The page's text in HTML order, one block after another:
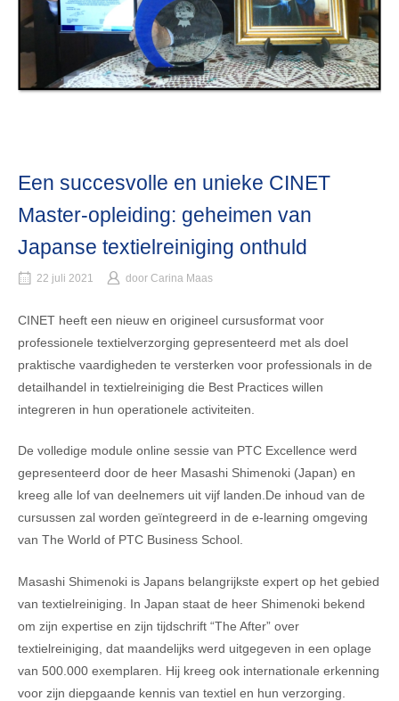
Een succesvolle en unieke CINET
Master-opleiding: geheimen van
Japanse textielreiniging onthuld
22 juli 2021 door Carina Maas
CINET heeft een nieuw en origineel cursusformat voor
professionele textielverzorging gepresenteerd met als doel
praktische vaardigheden te versterken voor professionals in de
detailhandel in textielreiniging die Best Practices willen
integreren in hun operationele activiteiten.
De volledige module online sessie van PTC Excellence werd
gepresenteerd door de heer Masashi Shimenoki (Japan) en
kreeg alle lof van deelnemers uit vijf landen.De inhoud van de
cursussen zal worden geïntegreerd in de e-learning omgeving
van The World of PTC Business School.
Masashi Shimenoki is Japans belangrijkste expert op het gebied
van textielreiniging. In Japan staat de heer Shimenoki bekend
om zijn expertise en zijn tijdschrift “The After” over
textielreiniging, dat maandelijks werd uitgegeven in een oplage
van 500.000 exemplaren. Hij kreeg ook internationale erkenning
voor zijn diepgaande kennis van textiel en hun verzorging.